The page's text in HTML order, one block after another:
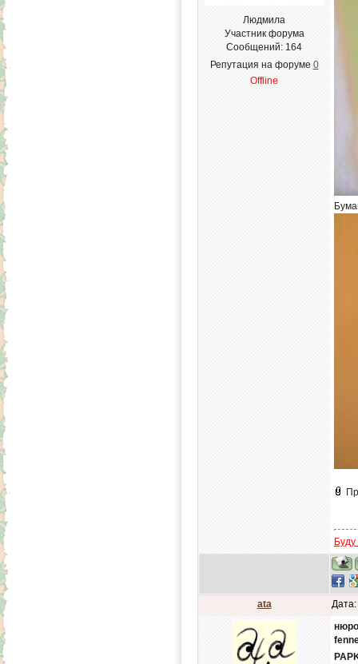
Людмила
Участник форума
Сообщений: 164
Репутация на форуме 0
Offline
ata